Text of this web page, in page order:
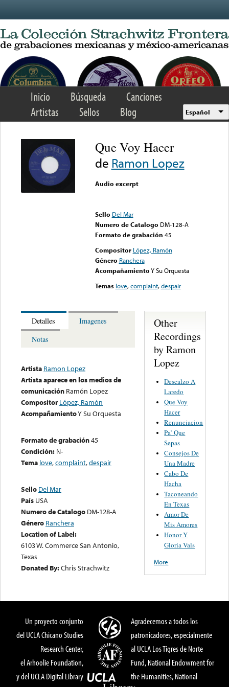
Inicio Búsqueda
Canciones
Artistas
Sellos Blog Español
Que Voy Hacer
de Ramon Lopez
Audio excerpt
Sello Del Mar
Numero de Catalogo DM-128-A
Formato de grabación 45
Compositor López, Ramón
Género Ranchera
AcompañamientoY Su Orquesta
Temas love,complaint,despair
Detalles
Imagenes
Notas
Artista Ramon Lopez
Artista aparece en los medios de
comunicación Ramón Lopez
Compositor López, Ramón
AcompañamientoY Su Orquesta
Formato de grabación45
Condición: N-
Tema love,complaint,despair
Sello Del Mar
País USA
Numero de Catalogo DM-128-A
Género Ranchera
Location of Label:
6103 W. Commerce San Antonio,
Texas
Donated By:Chris Strachwitz
Other
Recordings
by Ramon
Lopez
Descalzo A
Laredo
Que Voy
Hacer
Renunciacion
Pa’ Que
Sepas
Consejos De
Una Madre
Cabo De
Hacha
Taconeando
En Texas
Amor De
Mis Amores
Honor Y
Gloria Vals
More
Un proyecto conjunto
del UCLA Chicano Studies
Research Center,
el Arhoolie Foundation,
y del UCLA Digital Library
Agradecemos a todos los
patronicadores, especialmente
al UCLA Los Tigres de Norte
Fund, National Endowment for
the Humanities, National